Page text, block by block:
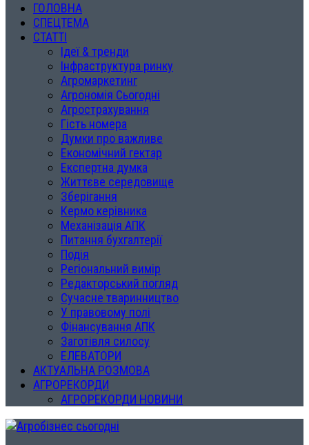
ГОЛОВНА
СПЕЦТЕМА
СТАТТІ
Ідеї & тренди
Інфраструктура ринку
Агромаркетинг
Агрономія Сьогодні
Агрострахування
Гість номера
Думки про важливе
Економічний гектар
Експертна думка
Життєве середовище
Зберігання
Кермо керівника
Механізація АПК
Питання бухгалтерії
Подія
Регіональний вимір
Редакторський погляд
Сучасне тваринництво
У правовому полі
Фінансування АПК
Заготівля силосу
ЕЛЕВАТОРИ
АКТУАЛЬНА РОЗМОВА
АГРОРЕКОРДИ
АГРОРЕКОРДИ НОВИНИ